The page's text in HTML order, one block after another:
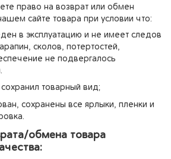
право на возврат или обмен
сайте товара при условии что:
в эксплуатацию и не имеет следов
сколов, потертостей,
не подвергалось
товарный вид;
сохранены все ярлыки, пленки и
обмена товара